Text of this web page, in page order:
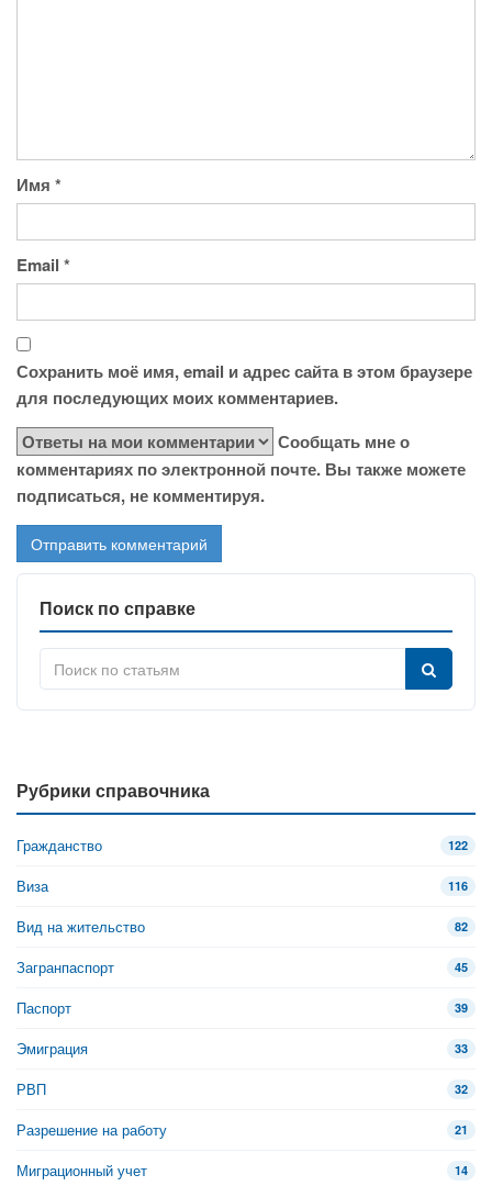
Имя *
Email *
Сохранить моё имя, email и адрес сайта в этом браузере
для последующих моих комментариев.
Сообщать мне о
комментариях по электронной почте. Вы также можете
подписаться, не комментируя.
Поиск по справке
Рубрики справочника
Гражданство 122
Виза 116
Вид на жительство 82
Загранпаспорт 45
Паспорт 39
Эмиграция 33
РВП 32
Разрешение на работу 21
Миграционный учет 14